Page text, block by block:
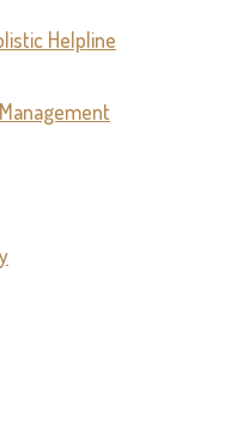
Helpline